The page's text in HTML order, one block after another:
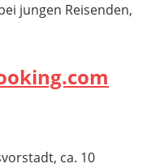
jungen Reisenden,
ca. 10